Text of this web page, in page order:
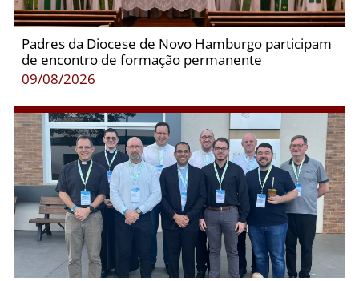
Padres da Diocese de Novo Hamburgo participam
de encontro de formação permanente
09/08/2026